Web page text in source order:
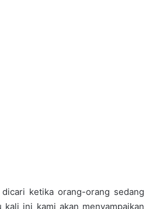
ketika orang-orang sedang
ini kami akan menyampaikan